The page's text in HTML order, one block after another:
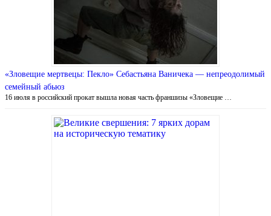
«Зловещие мертвецы: Пекло» Себастьяна Ваничека — непреодолимый
семейный абьюз
16 июля в российский прокат вышла новая часть франшизы «Зловещие …